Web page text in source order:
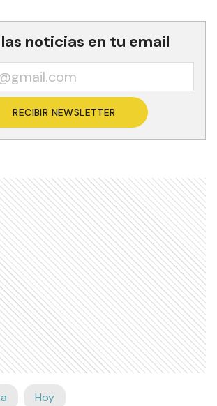
noticias en tu email
RECIBIR NEWSLETTER
Hoy